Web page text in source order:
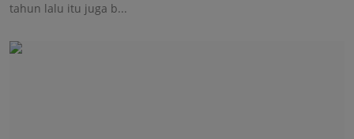
tahun lalu itu juga b...